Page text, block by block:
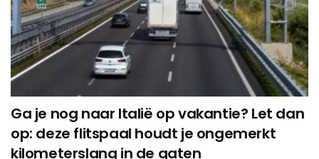
Ga je nog naar Italië op vakantie? Let dan
op: deze flitspaal houdt je ongemerkt
kilometerslang in de gaten